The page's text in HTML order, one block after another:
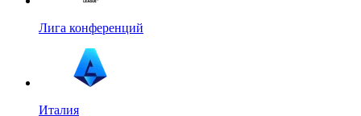
Лига конференций
Италия